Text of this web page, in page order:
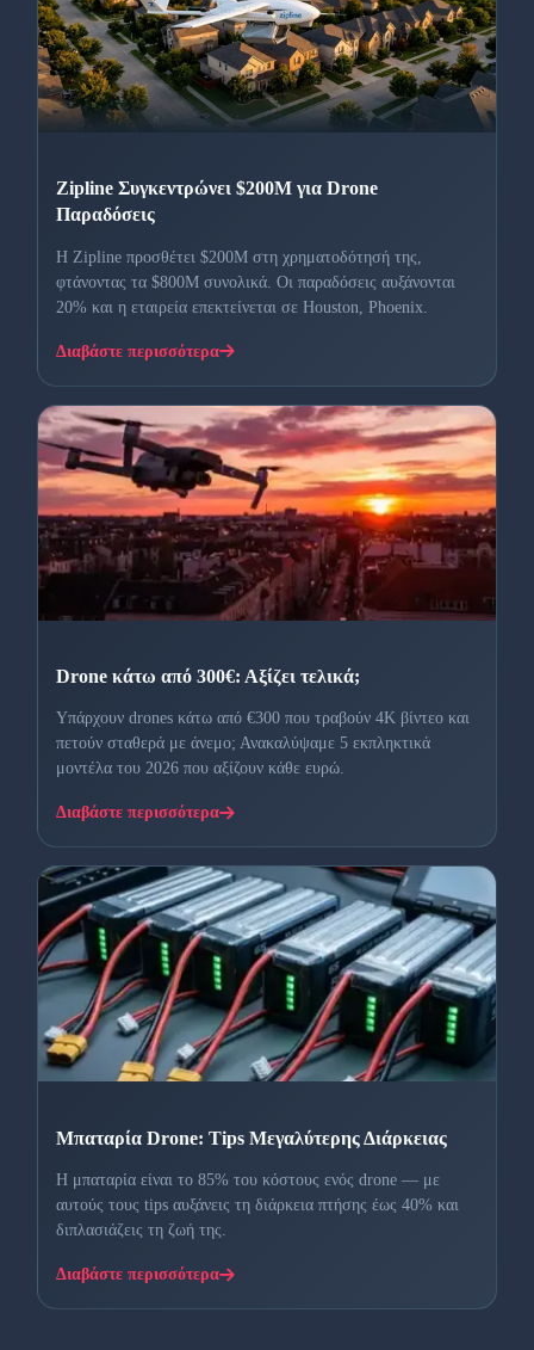
Zipline Συγκεντρώνει $200M για Drone
Παραδόσεις
H Zipline προσθέτει $200M στη χρηματοδότησή της,
φτάνοντας τα $800M συνολικά. Οι παραδόσεις αυξάνονται
20% και η εταιρεία επεκτείνεται σε Houston, Phoenix.
Διαβάστε περισσότερα
Drone κάτω από 300€: Αξίζει τελικά;
Υπάρχουν drones κάτω από €300 που τραβούν 4K βίντεο και
πετούν σταθερά με άνεμο; Ανακαλύψαμε 5 εκπληκτικά
μοντέλα του 2026 που αξίζουν κάθε ευρώ.
Διαβάστε περισσότερα
Μπαταρία Drone: Tips Μεγαλύτερης Διάρκειας
Η μπαταρία είναι το 85% του κόστους ενός drone — με
αυτούς τους tips αυξάνεις τη διάρκεια πτήσης έως 40% και
διπλασιάζεις τη ζωή της.
Διαβάστε περισσότερα